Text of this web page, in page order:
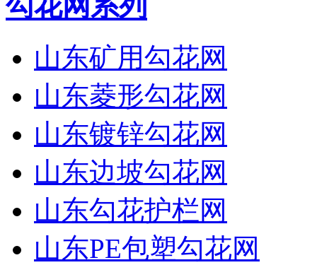
山东矿用勾花网
山东菱形勾花网
山东镀锌勾花网
山东边坡勾花网
山东勾花护栏网
山东PE包塑勾花网